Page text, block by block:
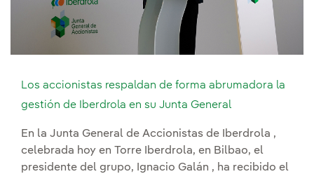
Los accionistas respaldan de forma abrumadora la
gestión de Iberdrola en su Junta General
En la Junta General de Accionistas de Iberdrola ,
celebrada hoy en Torre Iberdrola, en Bilbao, el
presidente del grupo, Ignacio Galán , ha recibido el